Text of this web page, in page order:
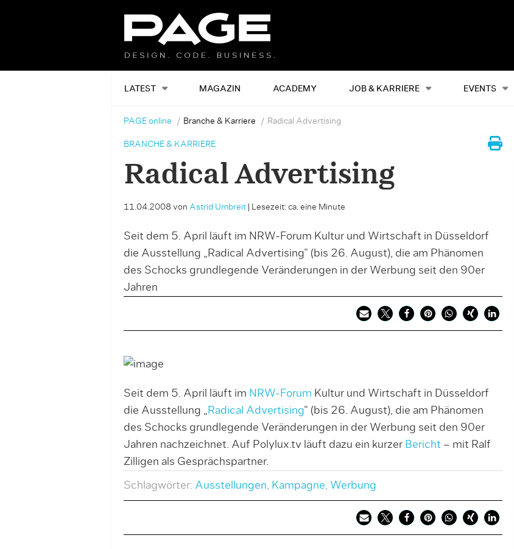
LATEST MAGAZIN ACADEMY JOB & KARRIERE EVENTS
Alles Events
PAGE online Branche & Karriere Radical Advertising
BRANCHE & KARRIERE
Radical Advertising
11.04.2008 von Astrid Umbreit| Lesezeit: ca. eine Minute
Seit dem 5. April läuft im NRW-Forum Kultur und Wirtschaft in Düsseldorf
die Ausstellung „Radical Advertising“ (bis 26. August), die am Phänomen
des Schocks grundlegende Veränderungen in der Werbung seit den 90er
Jahren
Seit dem 5. April läuft im NRW-Forum Kultur und Wirtschaft in Düsseldorf
die Ausstellung „
Radical Advertising“ (bis 26. August), die am Phänomen
des Schocks grundlegende Veränderungen in der Werbung seit den 90er
Jahren nachzeichnet. Auf Polylux.tv läuft dazu ein kurzer Bericht – mit Ralf
Zilligen als Gesprächspartner.
Schlagwörter: Ausstellungen Kampagne Werbung